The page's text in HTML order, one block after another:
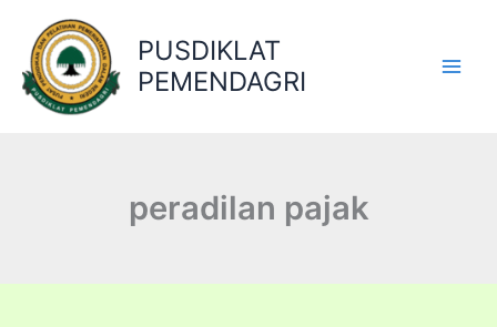
konten
PUSDIKLAT
PEMENDAGRI
peradilan pajak